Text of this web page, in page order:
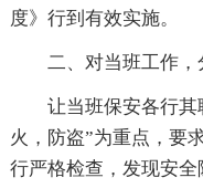
度》行到有效实施。
二、对当班工作，
让当班保安各行
火，防盗”为重点，要
行严格检查，发现安